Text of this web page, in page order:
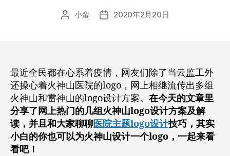
文 小蛮
发 2020年2月20日
最近全民都在心系着疫情，网友们除了当云监工外
还操心着火神山医院的logo，网上相继流传出多组
火神山和雷神山的logo设计方案。 在今天的文章里
分享了网上热门的几组火神山logo设计方案及解
读，并且和大家聊聊医院主题logo设计技巧，其实
小白的你也可以为火神山设计一个logo，一起来看
看吧！